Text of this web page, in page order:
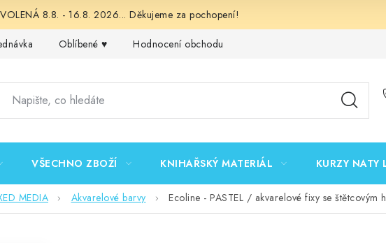
8.8. - 16.8. 2026... Děkujeme za pochopení!
Oblíbené ♥️ Hodnocení obchodu
VŠECHNO ZBOŽÍ KNIHAŘSKÝ MATERIÁL KURZY NATY
MEDIA Akvarelové barvy Ecoline - PASTEL / akvarelové fixy se štětcovým